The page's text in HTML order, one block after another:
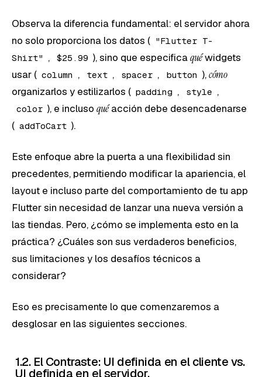
Observa la diferencia fundamental: el servidor ahora
no solo proporciona los datos ( "Flutter T-
Shirt" , $25.99 ), sino que especificaquéwidgets
usar ( column , text , spacer , button ),cómo
organizarlos y estilizarlos ( padding , style ,
color ), e incluso quéacción debe desencadenarse
( addToCart ).
Este enfoque abre la puerta a una flexibilidad sin
precedentes, permitiendo modificar la apariencia, el
layout e incluso parte del comportamiento de tu app
Flutter sin necesidad de lanzar una nueva versión a
las tiendas. Pero, ¿cómo se implementa esto en la
práctica? ¿Cuáles son sus verdaderos beneficios,
sus limitaciones y los desafíos técnicos a
considerar?
Eso es precisamente lo que comenzaremos a
desglosar en las siguientes secciones.
1.2. El Contraste: UI definida en el cliente vs.
UI definida en el servidor.